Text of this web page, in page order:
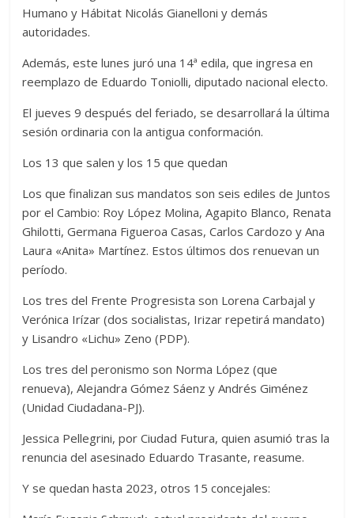
Humano y Hábitat Nicolás Gianelloni y demás
autoridades.
Además, este lunes juró una 14ª edila, que ingresa en
reemplazo de Eduardo Toniolli, diputado nacional electo.
El jueves 9 después del feriado, se desarrollará la última
sesión ordinaria con la antigua conformación.
Los 13 que salen y los 15 que quedan
Los que finalizan sus mandatos son seis ediles de Juntos
por el Cambio: Roy López Molina, Agapito Blanco, Renata
Ghilotti, Germana Figueroa Casas, Carlos Cardozo y Ana
Laura «Anita» Martínez. Estos últimos dos renuevan un
período.
Los tres del Frente Progresista son Lorena Carbajal y
Verónica Irízar (dos socialistas, Irizar repetirá mandato)
y Lisandro «Lichu» Zeno (PDP).
Los tres del peronismo son Norma López (que
renueva), Alejandra Gómez Sáenz y Andrés Giménez
(Unidad Ciudadana-PJ).
Jessica Pellegrini, por Ciudad Futura, quien asumió tras la
renuncia del asesinado Eduardo Trasante, reasume.
Y se quedan hasta 2023, otros 15 concejales: